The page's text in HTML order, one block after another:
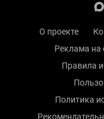
О проекте
Реклама на
Правила
Политика